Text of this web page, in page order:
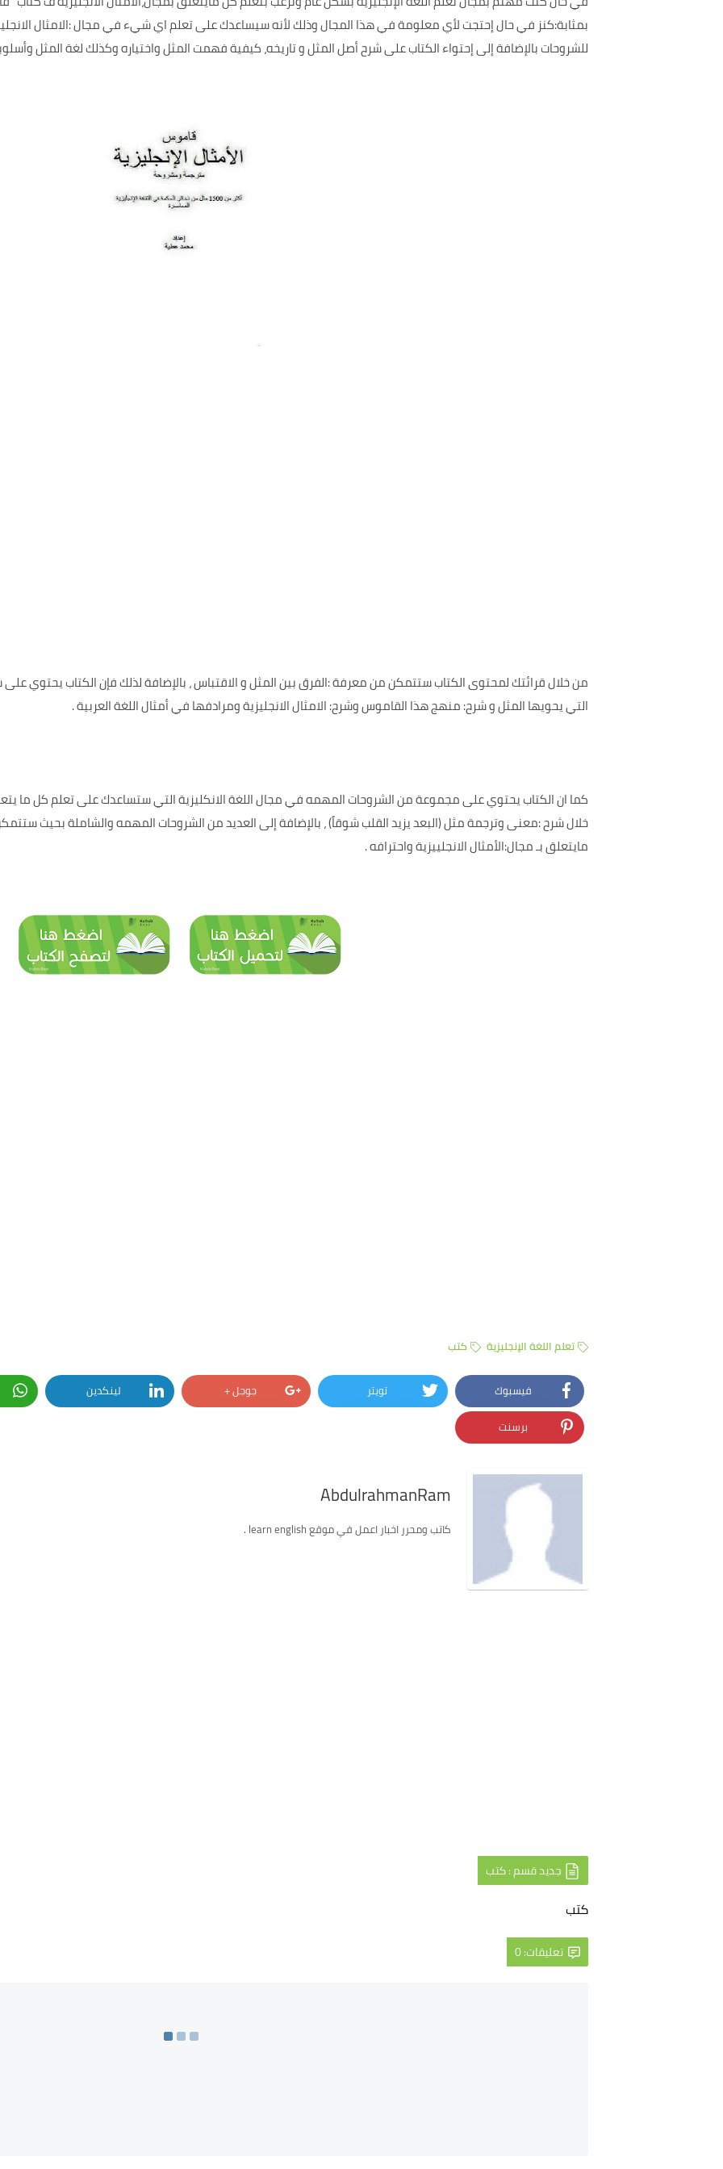
بمثابة:كنز في حال إحتجت لأي معلومة في هذا المجال وذلك لأنه سيساعدك على تعلم اي شيء في مجال :الامثال
للشروحات بالإضافة إلى إحتواء الكتاب على شرح أصل المثل و تاريخه، كيفية فهمت المثل واختياره وكذلك لغة المثل
من خلال قرائتك لمحتوى الكتاب ستتمكن من معرفة :الفرق بين المثل و الاقتباس ، بالإضافة لذلك فإن الكتاب
التي يحويها المثل و شرح: منهج هذا القاموس وشرح: الامثال الانجليزية ومرادفها في أمثال اللغة العربية .
كما ان الكتاب يحتوي على مجموعة من الشروحات المهمه في مجال اللغة الانكليزية التي ستساعدك على تعلم كل ما
خلال شرح :معنى وترجمة مثل (البعد يزيد القلب شوقاً) ، بالإضافة إلى العديد من الشروحات المهمه والشاملة بحيث
مايتعلق بـ مجال:الأمثال الانجلييزية واحترافه .
تعلم اللغة الإنجليزية كتب
فيسبوك تويتر جوجل + لينكدين
برسنت
AbdulrahmanRam
كاتب ومحرر اخبار اعمل في موقع learn english .
جديد قسم : كتب
كتب
تعليقات: 0